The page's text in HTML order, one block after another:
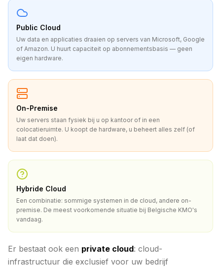
Public Cloud
Uw data en applicaties draaien op servers van Microsoft, Google
of Amazon. U huurt capaciteit op abonnementsbasis — geen
eigen hardware.
On-Premise
Uw servers staan fysiek bij u op kantoor of in een
colocatieruimte. U koopt de hardware, u beheert alles zelf (of
laat dat doen).
Hybride Cloud
Een combinatie: sommige systemen in de cloud, andere on-
premise. De meest voorkomende situatie bij Belgische KMO's
vandaag.
Er bestaat ook een private cloud: cloud-
infrastructuur die exclusief voor uw bedrijf